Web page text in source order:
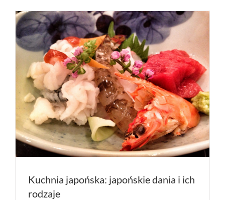
Kuchnia japońska: japońskie dania i ich
rodzaje